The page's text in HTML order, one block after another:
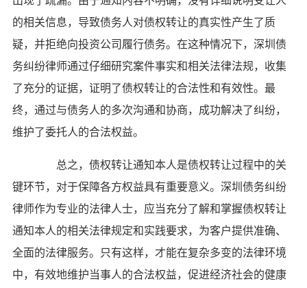
的相关信息，导致债务人对债权转让的真实性产生了质
疑，并拒绝向投资公司履行债务。在这种情况下，深圳债
务纠纷律师通过仔细研究案件事实和相关法律法规，收集
了充分的证据，证明了债权转让的合法性和有效性。最
终，通过与债务人的多次沟通和协商，成功解决了纠纷，
维护了委托人的合法权益。
总之，债权转让通知本人是债权转让过程中的关
键环节，对于保障各方权益具有重要意义。深圳债务纠纷
律师作为专业的法律人士，应当充分了解和掌握债权转让
通知本人的相关法律规定和实践要求，为客户提供准确、
全面的法律服务。只有这样，才能在复杂多变的法律环境
中，有效地维护当事人的合法权益，促进经济社会的健康